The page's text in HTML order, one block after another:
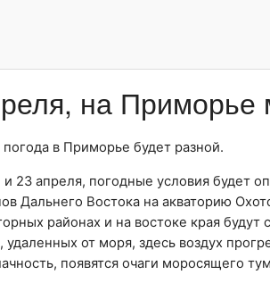
на Приморье
в Приморье будет разной.
23 апреля, погодные условия будет
Дальнего Востока на акваторию
районах и на востоке края
удаленных от моря, здесь воздух
появятся очаги моросящего